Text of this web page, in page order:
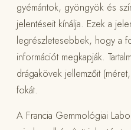
gyémántok, gyöngyök és
jelentéseit kínálja. Ezek a
legrészletesebbek, hogy a
információt megkapják.
drágakövek jellemzőit
fokát.
A Francia Gemmológiai